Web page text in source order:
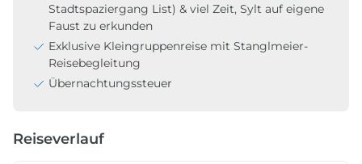
Stadtspaziergang List) & viel Zeit, Sylt auf eigene
Faust zu erkunden
Exklusive Kleingruppenreise mit Stanglmeier-
Reisebegleitung
Übernachtungssteuer
Reiseverlauf